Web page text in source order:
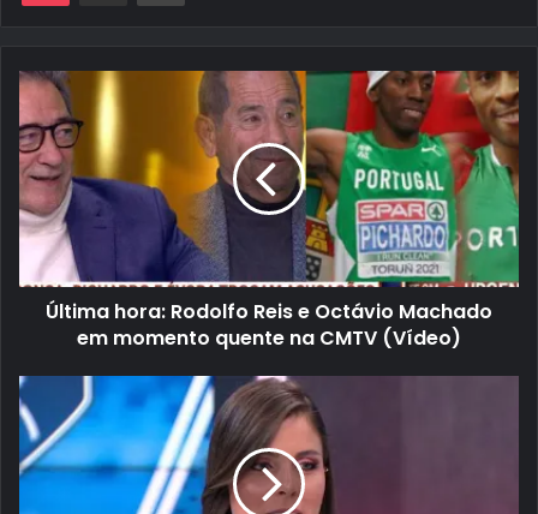
Última hora: Rodolfo Reis e Octávio Machado
em momento quente na CMTV (Vídeo)